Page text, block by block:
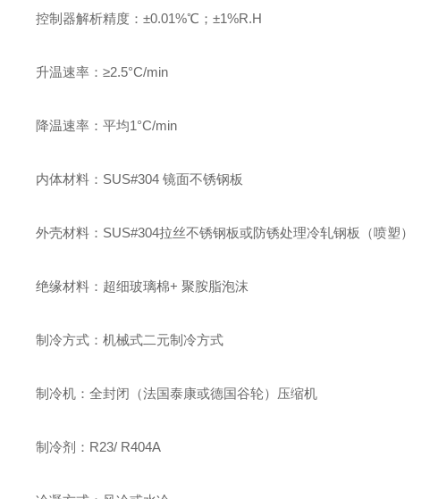
控制器解析精度：±0.01%℃；±1%R.H
升温速率：≥2.5°C/min
降温速率：平均1°C/min
内体材料：SUS#304 镜面不锈钢板
外壳材料：SUS#304拉丝不锈钢板或防锈处理冷轧钢板（喷塑）
绝缘材料：超细玻璃棉+ 聚胺脂泡沫
制冷方式：机械式二元制冷方式
制冷机：全封闭（法国泰康或德国谷轮）压缩机
制冷剂：R23/ R404A